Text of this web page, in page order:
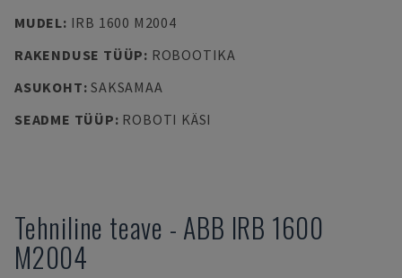
MUDEL: IRB 1600 M2004
RAKENDUSE TÜÜP: ROBOOTIKA
ASUKOHT:SAKSAMAA
SEADME TÜÜP: ROBOTI KÄSI
Tehniline teave - ABB IRB 1600
M2004